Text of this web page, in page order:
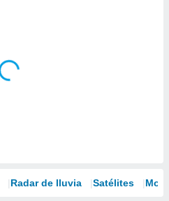
Radar de lluvia Satélites